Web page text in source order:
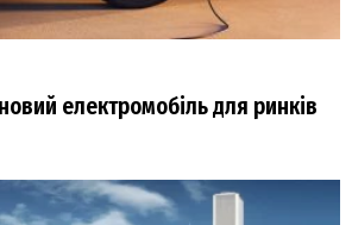
електромобіль для ринків